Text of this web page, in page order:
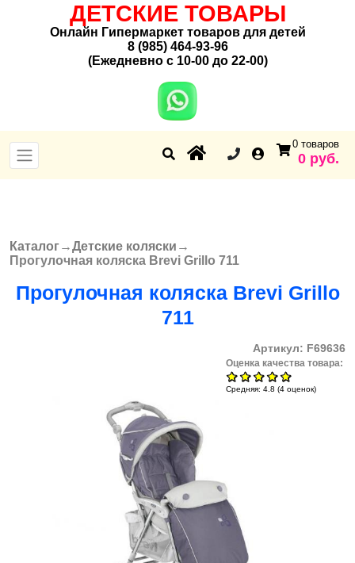
ДЕТСКИЕ ТОВАРЫ
Онлайн Гипермаркет товаров для детей
8 (985) 464-93-96
(Ежедневно с 10-00 до 22-00)
0 товаров
0 руб.
Вы здесь
Каталог→Детские коляски →
Прогулочная коляска Brevi Grillo 711
Прогулочная коляска Brevi Grillo
711
Артикул: F69636
Оценка качества товара:
Средняя: 4.8 (4 оценок)